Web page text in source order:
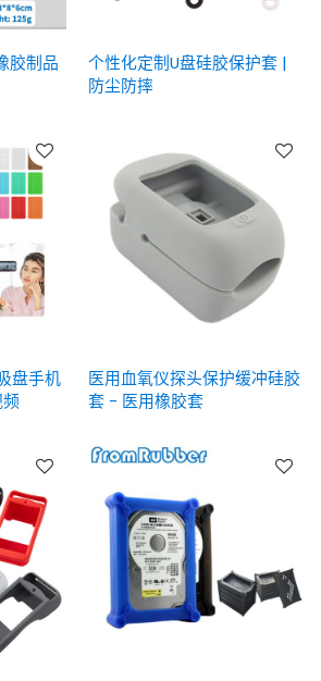
胶制品
个性化定制U盘硅胶保护套 |
防尘防摔
盘手机
医用血氧仪探头保护缓冲硅胶
套 - 医用橡胶套